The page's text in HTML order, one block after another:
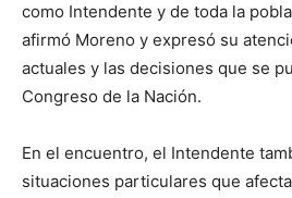
como Intendente y de toda la
afirmó Moreno y expresó su
actuales y las decisiones que se
Congreso de la Nación.
En el encuentro, el Intendente
situaciones particulares que